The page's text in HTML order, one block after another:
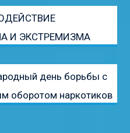
И ЭКСТРЕМИЗМА
день борьбы с
оборотом наркотиков